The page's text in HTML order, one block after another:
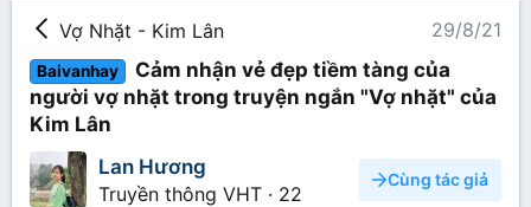
Vợ Nhặt - Kim Lân 29/8/21
Baivanhay
Cảm nhận vẻ đẹp tiềm tàng của
người vợ nhặt trong truyện ngắn "Vợ nhặt" của
Kim Lân
Lan Hương
Truyền thông VHT · 22
Cùng tác giả